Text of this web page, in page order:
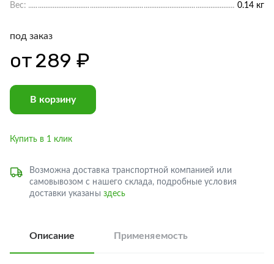
Вес:
0.14 кг
под заказ
от289 ₽
В корзину
Купить в 1 клик
Возможна доставка транспортной компанией или
самовывозом с нашего склада, подробные условия
доставки указаны здесь
Описание Применяемость